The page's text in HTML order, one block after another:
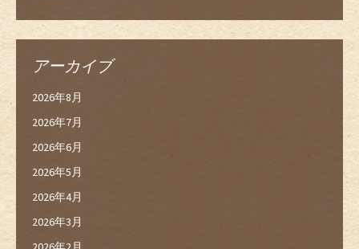
アーカイブ
2026年8月
2026年7月
2026年6月
2026年5月
2026年4月
2026年3月